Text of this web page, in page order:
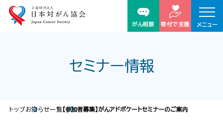
がん相談 寄付で支援 メニュー
セミナー情報
トップお知らせ一覧 【参加者募集】がんアドボケートセミナーのご案内